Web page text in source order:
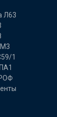
Л63
1